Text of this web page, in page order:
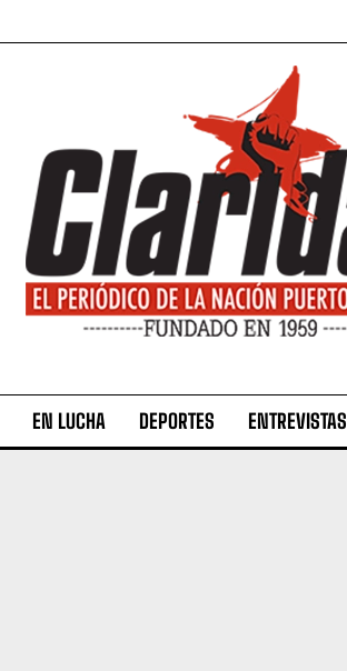
EN LUCHA DEPORTES ENTREVISTAS